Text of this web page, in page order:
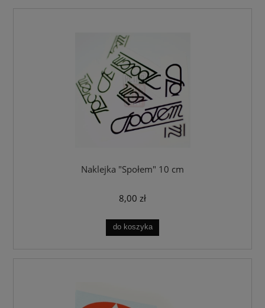
Naklejka "Społem" 10 cm
8,00 zł
do koszyka